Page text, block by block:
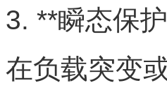
3. **瞬态保
在负载突变